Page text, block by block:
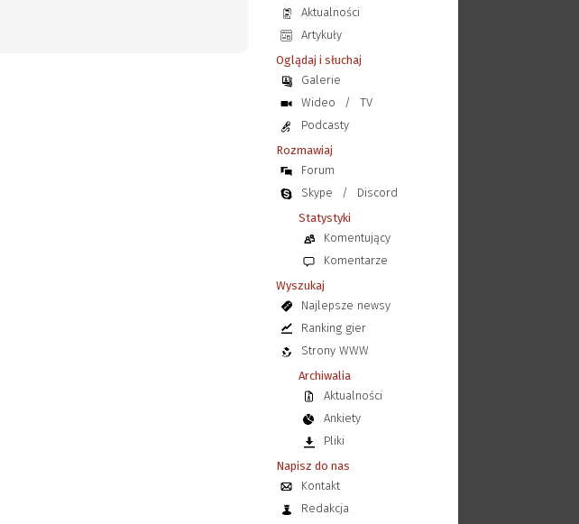
Aktualności
Artykuły
Oglądaj i słuchaj
Galerie
Wideo
/
TV
Podcasty
Rozmawiaj
Forum
Skype
/
Discord
Statystyki
Komentujący
Komentarze
Wyszukaj
Najlepsze newsy
Ranking gier
Strony WWW
Archiwalia
Aktualności
Ankiety
Pliki
Napisz do nas
Kontakt
Redakcja